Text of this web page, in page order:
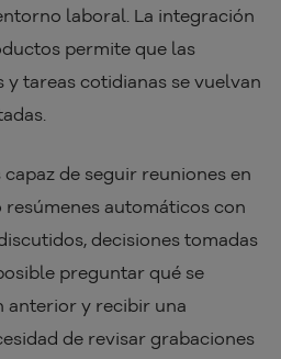
laboral. La integración
permite que las
tareas cotidianas se vuelvan
de seguir reuniones en
automáticos con
decisiones tomadas
preguntar qué se
anterior y recibir una
de revisar grabaciones